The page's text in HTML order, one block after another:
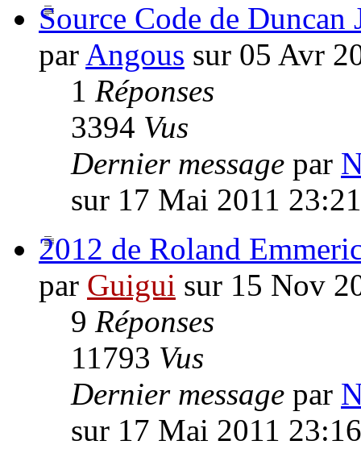
Source Code de Duncan
par Angous sur 05 Avr
1 Réponses
3394 Vus
Dernier message par
sur 17 Mai 2011 23:21
2012 de Roland
par Guigui sur 15 Nov
9 Réponses
11793 Vus
Dernier message par
sur 17 Mai 2011 23:16